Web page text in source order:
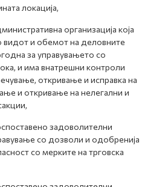
локација,
организација која
видот и обемот на деловните
за управувањето со
и има внатрешни контроли
откривање и исправка на
и откривање на нелегални и
задоволителни
со дозволи и одобренија
со мерките на трговска